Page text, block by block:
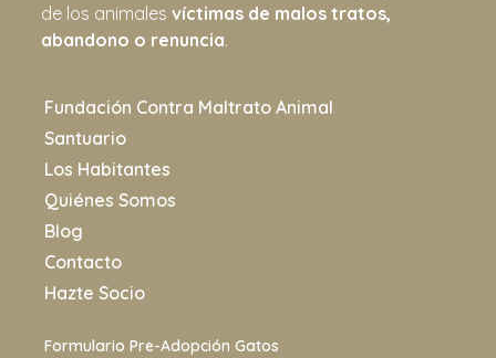
de los animales víctimas de malos tratos,
abandono o renuncia.
Fundación Contra Maltrato Animal
Santuario
Los Habitantes
Quiénes Somos
Blog
Contacto
Hazte Socio
Formulario Pre-Adopción Gatos